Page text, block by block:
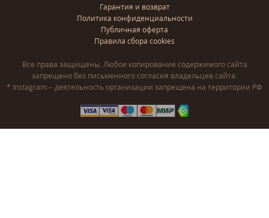
Гарантия и возврат
Политика конфиденциальности
Публичная оферта
Правила сбора cookies
Все права защищены. Любое копирование содержимого сайта
запрещено без письменного согласия владельцев сайта.
* Instagram – деятельность организации запрещена на территории РФ